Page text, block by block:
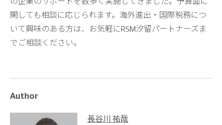
関しても相談に応じられます。海外進出・国際税務につ
いて興味のある方は、お気軽にRSM汐留パートナーズま
でご相談ください。
Author
長谷川 祐哉